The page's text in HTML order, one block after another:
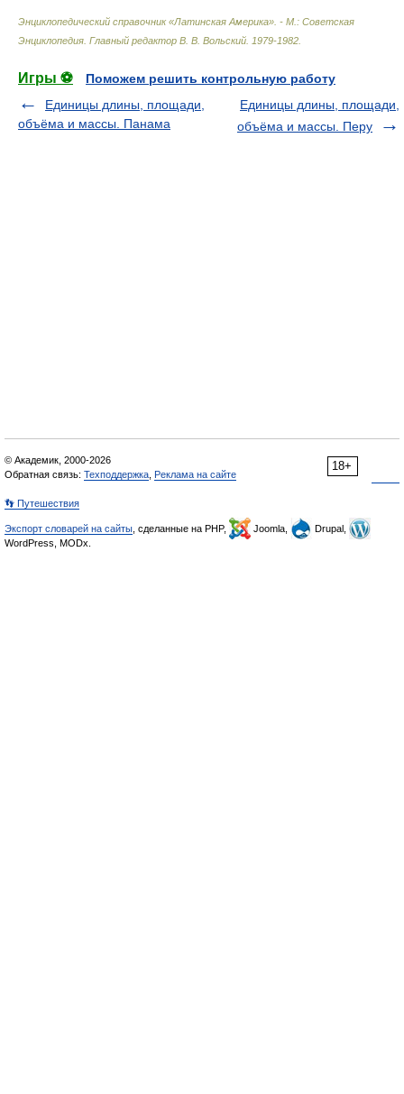
Энциклопедический справочник «Латинская Америка». - М.: Советская
Энциклопедия Главный редактор В. В. Вольский 1979-1982
Игры ⚽
Поможем решить контрольную работу
Единицы длины, площади,
объёма и массы. Панама
Единицы длины, площади,
объёма и массы. Перу
18+
© Академик, 2000-2026
Обратная связь: Техподдержка Реклама на сайте
👣 Путешествия
Экспорт словарей на сайты , сделанные на PHP, Joomla,
Drupal,
WordPress, MODx.